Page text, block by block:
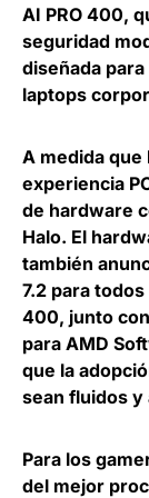
AI PRO 400,
seguridad
diseñada
laptops
A medida
experiencia
de hardware
Halo. El
también
7.2 para
400, junto
para AMD
que la
sean fluidos y
Para los
del mejor